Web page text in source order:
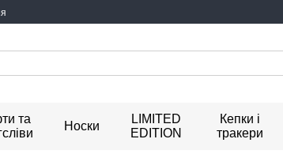
та
Носки
LIMITED
EDITION
Кепки і
тракери